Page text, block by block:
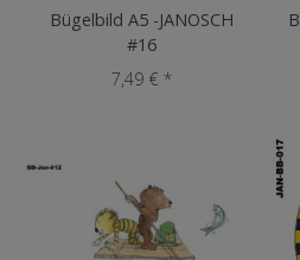
Bügelbild A5 -JANOSCH
#16
7,49 € *